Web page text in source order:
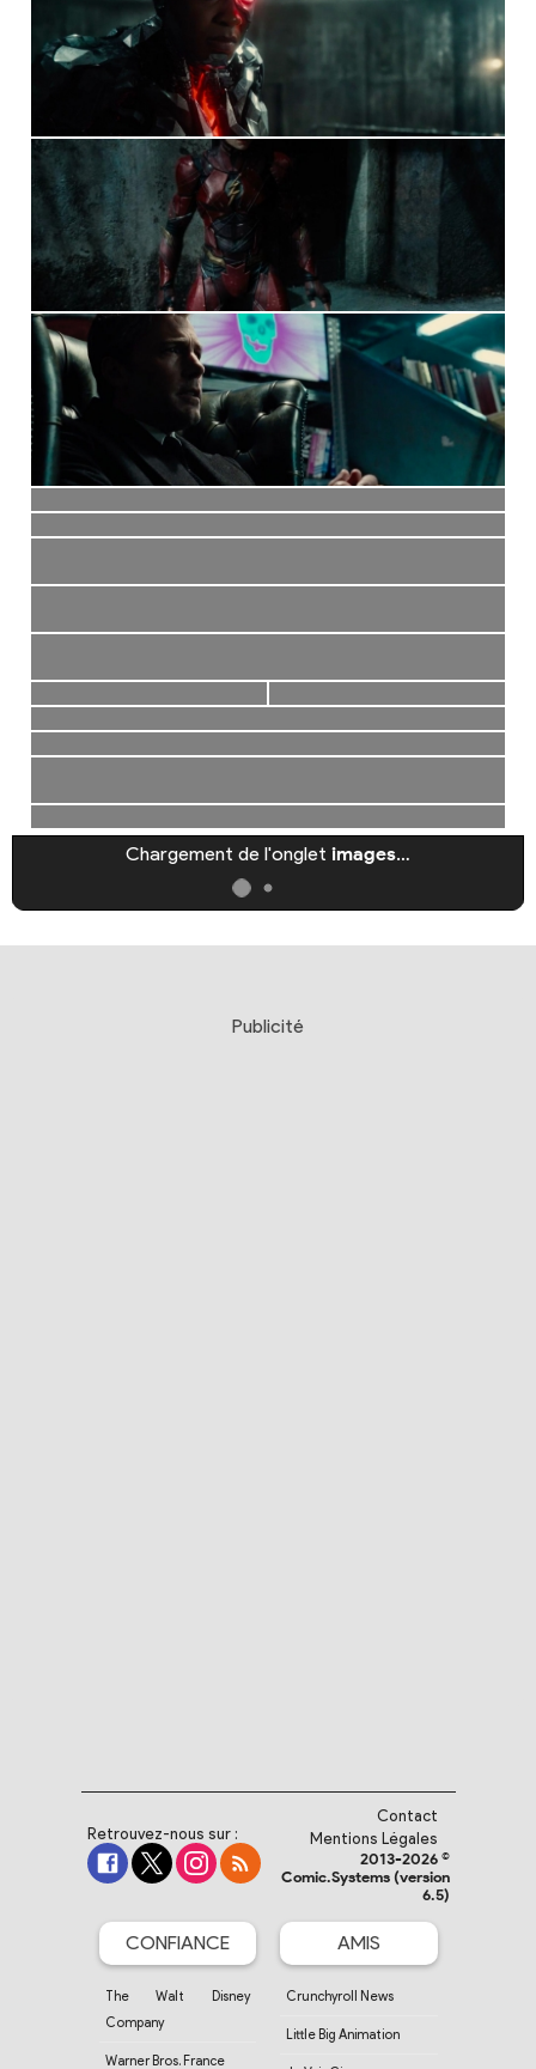
Chargement de l'onglet images…
Publicité
Retrouvez-nous sur :
Contact
Mentions Légales
2013-2026 ©
Comic.Systems (version
6.5)
CONFIANCE
The Walt Disney
Company
Warner Bros. France
AMIS
Crunchyroll News
Little Big Animation